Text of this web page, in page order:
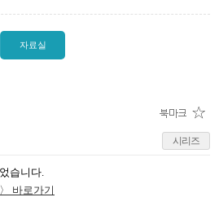
자료실
시리즈
습니다.
바로가기